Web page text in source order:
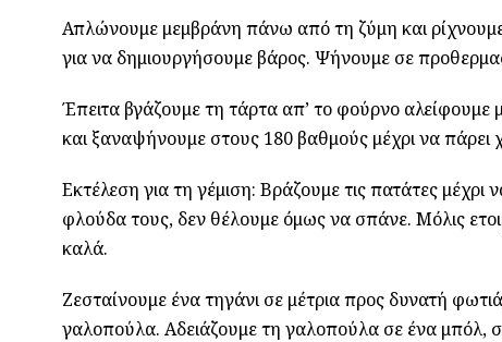
Απλώνουμε μεμβράνη πάνω από τη ζύμη και
για να δημιουργήσουμε βάρος. Ψήνουμε σε
Έπειτα βγάζουμε τη τάρτα απ’ το φούρνο αλείφουμε
και ξαναψήνουμε στους 180 βαθμούς μέχρι να
Εκτέλεση για τη γέμιση: Βράζουμε τις πατάτες
φλούδα τους, δεν θέλουμε όμως να σπάνε. Μόλις
καλά.
Ζεσταίνουμε ένα τηγάνι σε μέτρια προς δυνατή
γαλοπούλα. Αδειάζουμε τη γαλοπούλα σε ένα μπόλ,